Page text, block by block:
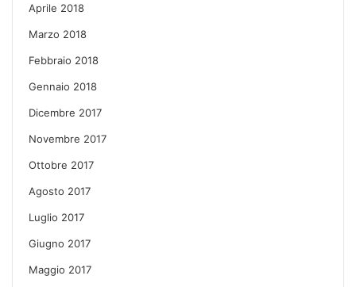
Aprile 2018
Marzo 2018
Febbraio 2018
Gennaio 2018
Dicembre 2017
Novembre 2017
Ottobre 2017
Agosto 2017
Luglio 2017
Giugno 2017
Maggio 2017